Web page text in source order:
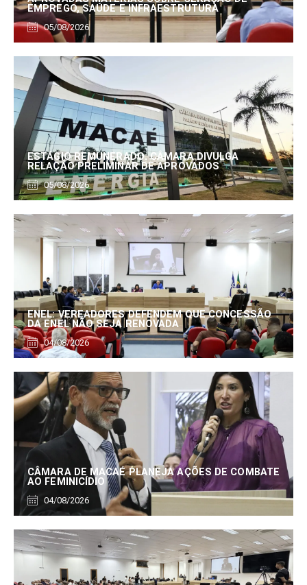
EMPREGO, SAÚDE E INFRAESTRUTURA
05/08/2026
ESTÁGIO REMUNERADO: CÂMARA DIVULGA
RELAÇÃO PRELIMINAR DE APROVADOS
05/08/2026
ENEL: VEREADORES DEFENDEM QUE CONCESSÃO
DA ENEL NÃO SEJA RENOVADA
04/08/2026
CÂMARA DE MACAÉ PLANEJA AÇÕES DE COMBATE
AO FEMINICÍDIO
04/08/2026